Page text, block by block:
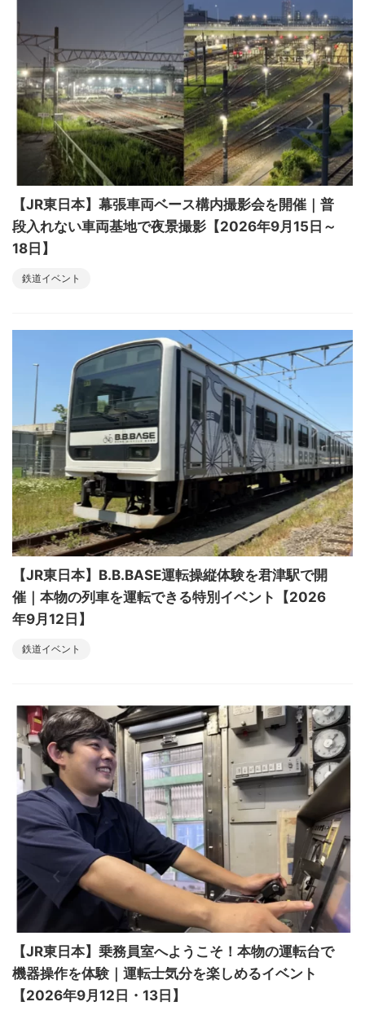
【JR東日本】幕張車両ベース構内撮影会を開催｜普
段入れない車両基地で夜景撮影【2026年9月15日～
18日】
鉄道イベント
【JR東日本】B.B.BASE運転操縦体験を君津駅で開
催｜本物の列車を運転できる特別イベント【2026
年9月12日】
鉄道イベント
【JR東日本】乗務員室へようこそ！本物の運転台で
機器操作を体験｜運転士気分を楽しめるイベント
【2026年9月12日・13日】